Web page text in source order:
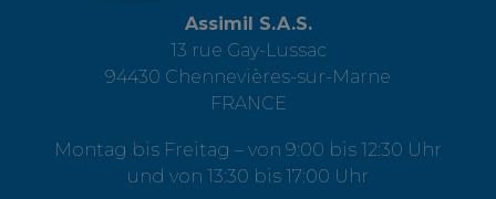
Assimil S.A.S.
13 rue Gay-Lussac
94430 Chennevières-sur-Marne
FRANCE
Montag bis Freitag – von 9:00 bis 12:30 Uhr
und von 13:30 bis 17:00 Uhr